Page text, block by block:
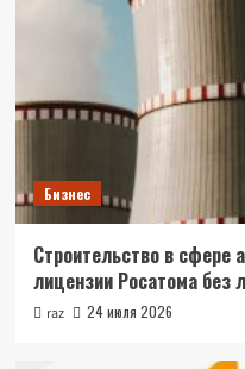
Бизнес
Строительство в сфере
лицензии Росатома без
raz 24 июля 2026